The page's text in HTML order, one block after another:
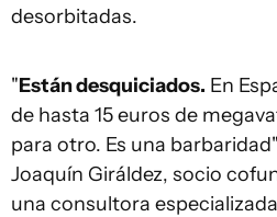
desorbitadas.
"Están desquiciados. En
de hasta 15 euros de
para otro. Es una
Joaquín Giráldez, socio
una consultora